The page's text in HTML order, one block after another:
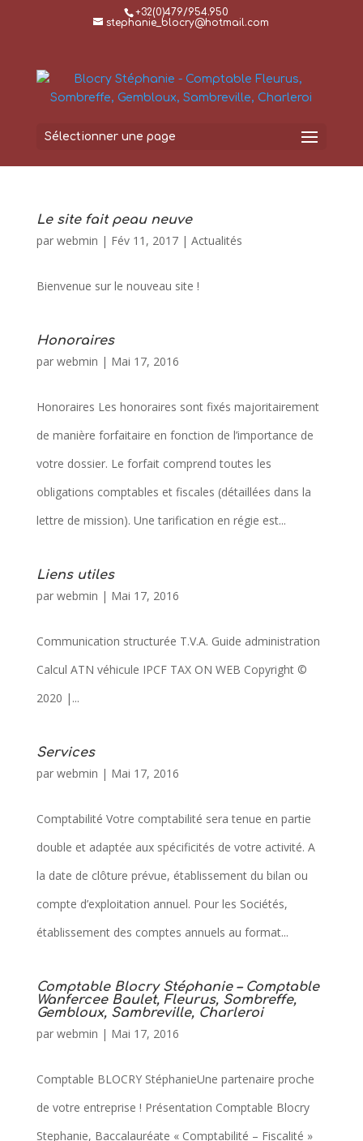
+32(0)479/954.950
stephanie_blocry@hotmail.com
Sélectionner une page
Le site fait peau neuve
par webmin | Fév 11, 2017| Actualités
Bienvenue sur le nouveau site !
Honoraires
par webmin | Mai 17, 2016
Honoraires Les honoraires sont fixés majoritairement
de manière forfaitaire en fonction de l’importance de
votre dossier. Le forfait comprend toutes les
obligations comptables et fiscales (détaillées dans la
lettre de mission). Une tarification en régie est...
Liens utiles
par webmin | Mai 17, 2016
Communication structurée T.V.A. Guide administration
Calcul ATN véhicule IPCF TAX ON WEB Copyright ©
2020 |...
Services
par webmin | Mai 17, 2016
Comptabilité Votre comptabilité sera tenue en partie
double et adaptée aux spécificités de votre activité. A
la date de clôture prévue, établissement du bilan ou
compte d’exploitation annuel. Pour les Sociétés,
établissement des comptes annuels au format...
Comptable Blocry Stéphanie – Comptable
Wanfercee Baulet, Fleurus, Sombreffe,
Gembloux, Sambreville, Charleroi
par webmin | Mai 17, 2016
Comptable BLOCRY StéphanieUne partenaire proche
de votre entreprise ! Présentation Comptable Blocry
Stephanie, Baccalauréate « Comptabilité – Fiscalité »